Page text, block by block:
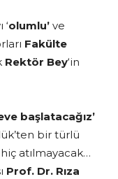
olumlu’ ve
Fakülte
Rektör Bey‘in
başlatacağız’
bir türlü
atılmayacak…
Prof. Dr. Rıza